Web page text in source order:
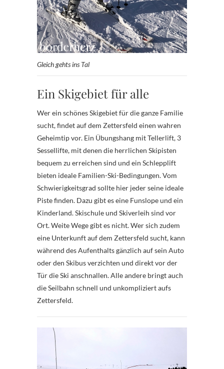
Gleich gehts ins Tal
Ein Skigebiet für alle
Wer ein schönes Skigebiet für die ganze Familie
sucht, findet auf dem Zettersfeld einen wahren
Geheimtip vor. Ein Übungshang mit Tellerlift, 3
Sessellifte, mit denen die herrlichen Skipisten
bequem zu erreichen sind und ein Schlepplift
bieten ideale Familien-Ski-Bedingungen. Vom
Schwierigkeitsgrad sollte hier jeder seine ideale
Piste finden. Dazu gibt es eine Funslope und ein
Kinderland. Skischule und Skiverleih sind vor
Ort. Weite Wege gibt es nicht. Wer sich zudem
eine Unterkunft auf dem Zettersfeld sucht, kann
während des Aufenthalts gänzlich auf sein Auto
oder den Skibus verzichten und direkt vor der
Tür die Ski anschnallen. Alle andere bringt auch
die Seilbahn schnell und unkompliziert aufs
Zettersfeld.